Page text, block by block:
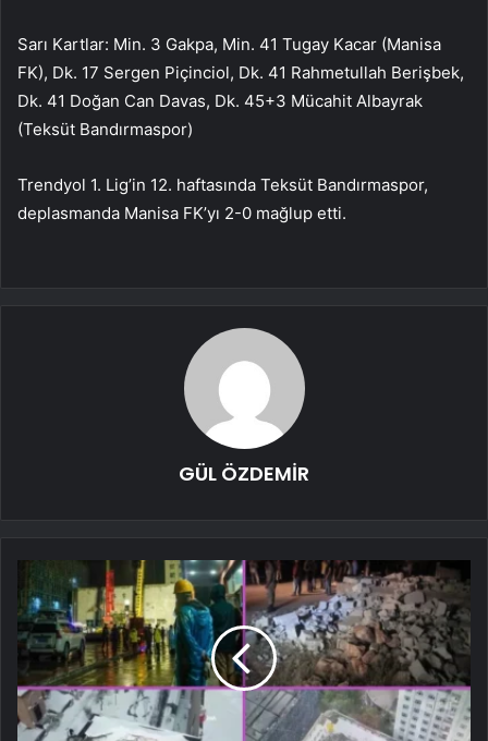
Sarı Kartlar: Min. 3 Gakpa, Min. 41 Tugay Kacar (Manisa
FK), Dk. 17 Sergen Piçinciol, Dk. 41 Rahmetullah Berişbek,
Dk. 41 Doğan Can Davas, Dk. 45+3 Mücahit Albayrak
(Teksüt Bandırmaspor)
Trendyol 1. Lig’in 12. haftasında Teksüt Bandırmaspor,
deplasmanda Manisa FK’yı 2-0 mağlup etti.
GÜL ÖZDEMİR